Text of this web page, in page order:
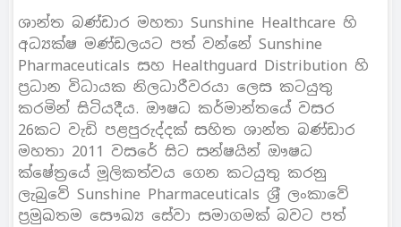
ශාන්ත බණ්ඩාර මහතා Sunshine Healthcare හි
අධ්‍යක්ෂ මණ්ඩලයට පත් වන්නේ Sunshine
Pharmaceuticals සහ Healthguard Distribution හි
ප‍්‍රධාන විධායක නිලධාරීවරයා ලෙස කටයුතු
කරමින් සිටියදීය. ඖෂධ කර්මාන්තයේ වසර
26කට වැඩි පළපුරුද්දක් සහිත ශාන්ත බණ්ඩාර
මහතා 2011 වසරේ සිට සන්ෂයින් ඖෂධ
ක්ෂේත‍්‍රයේ මූලිකත්වය ගෙන කටයුතු කරනු
ලැබුවේ Sunshine Pharmaceuticals ශ‍්‍රී ලංකාවේ
ප‍්‍රමුඛතම සෞඛ්‍ය සේවා සමාගමක් බවට පත්